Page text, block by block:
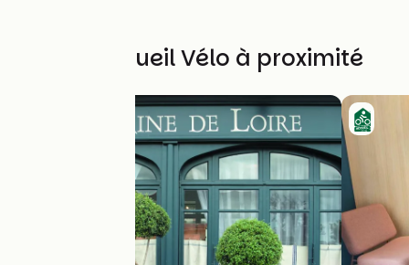
Autres Accueil Vélo à proximité